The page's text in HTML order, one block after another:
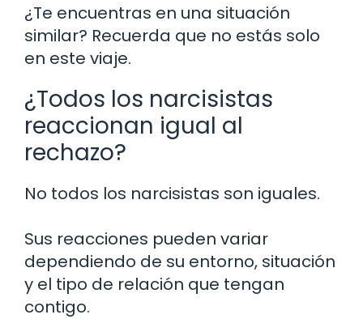
¿Te encuentras en una situación
similar? Recuerda que no estás solo
en este viaje.
¿Todos los narcisistas
reaccionan igual al
rechazo?
No todos los narcisistas son iguales.
Sus reacciones pueden variar
dependiendo de su entorno, situación
y el tipo de relación que tengan
contigo.